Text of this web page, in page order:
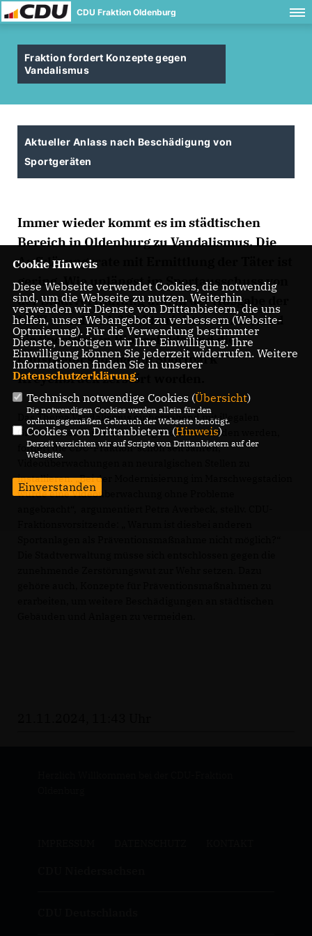
CDU Fraktion Oldenburg
Fraktion fordert Konzepte gegen
Vandalismus
Aktueller Anlass nach Beschädigung von
Sportgeräten
Immer wieder kommt es im städtischen
Bereich in Oldenburg zu Vandalismus. Die
Aufklärungsrate mit Ermittlung der Täter ist
gering. Wie unlängst im Sportausschuss von
der Stadtverwaltung und in der Ausgabe der
NWZ vom 18.11.2024 berichtet wurde, sind
die SportBox in Bloherfelde und die
Calisthenicsanlage im Sportpark
Kreyenbrück zerstört worden.
Das Thema Vandalismus einhergehend mit illegalen
Graffitimalereien müsse dringend unterbunden werden,
fordert die CDU-Fraktion schon seit Jahren,
installieren. „Bei der Modernisierung im Marschwegstadion
wurde eine Videoüberwachung ohne Probleme
Cookie Hinweis
Diese Webseite verwendet Cookies, die notwendig
sind, um die Webseite zu nutzen. Weiterhin
verwenden wir Dienste von Drittanbietern, die uns
helfen, unser Webangebot zu verbessern (Website-
Optmierung). Für die Verwendung bestimmter
Dienste, benötigen wir Ihre Einwilligung. Ihre
Einwilligung können Sie jederzeit widerrufen. Weitere
Informationen finden Sie in unserer
Datenschutzerklärung.
Technisch notwendige Cookies (Übersicht)
Die notwendigen Cookies werden allein für den
ordnungsgemäßen Gebrauch der Webseite benötigt.
Cookies von Drittanbietern (Hinweis)
Derzeit verzichten wir auf Scripte von Drittanbietern auf der
Webseite.
Einverstanden